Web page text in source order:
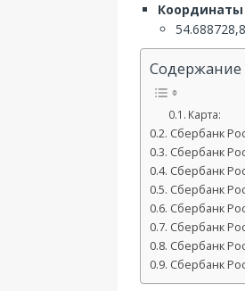
Координаты
Содержание
Карта:
Сбербанк
Сбербанк
Сбербанк
Сбербанк
Сбербанк
Сбербанк
Сбербанк
Сбербанк